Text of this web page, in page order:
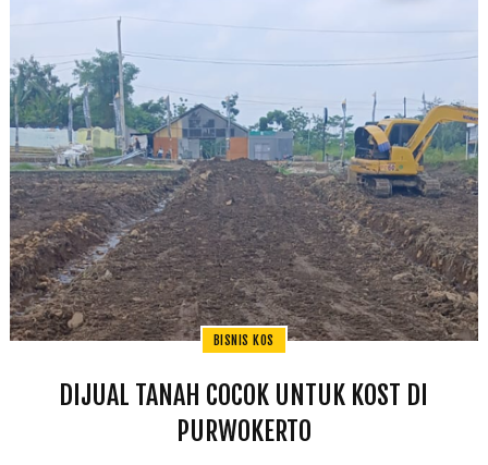
BISNIS KOS
DIJUAL TANAH COCOK UNTUK KOST DI
PURWOKERTO